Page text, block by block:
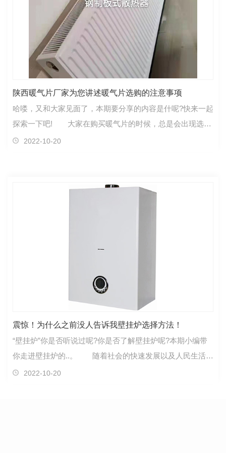
陕西暖气片厂家为您讲述暖气片选购的注意事项
哈喽，又和大家见面了，本期要分享的内容是什呢?快来一起
探索一下吧! 大家在购买暖气片的时候，总是会出现选择
的难题，那么下面陕西暖气片厂家小编就给大家整…
2022-10-20
震惊！为什么之前没人告诉我壁挂炉选择方法！
“壁挂炉”你是否听说过呢?你是否了解壁挂炉呢?本期小编带
你走进壁挂炉的..。 随着社会的快速发展以及人民生活水
平的不断提高，壁挂炉在家庭里的应用也越来越…
2022-10-20